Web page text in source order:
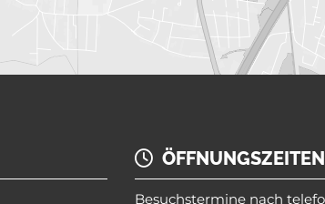
 ÖFFNUNGSZEITEN
Besuchstermine nach